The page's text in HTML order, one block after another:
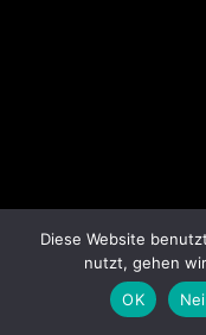
Diese Website
nutzt, gehen
OK